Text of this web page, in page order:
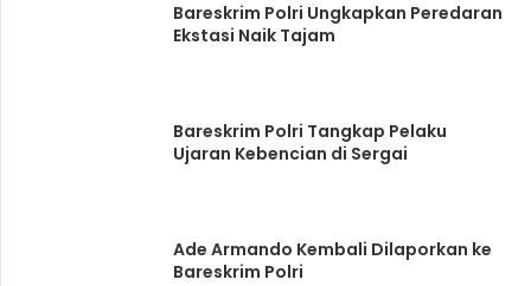
Bareskrim Polri Ungkapkan Peredaran
Ekstasi Naik Tajam
Bareskrim Polri Tangkap Pelaku
Ujaran Kebencian di Sergai
Ade Armando Kembali Dilaporkan ke
Bareskrim Polri